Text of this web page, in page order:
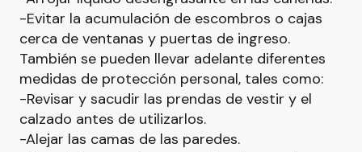
-Evitar la acumulación de escombros o cajas
cerca de ventanas y puertas de ingreso.
También se pueden llevar adelante diferentes
medidas de protección personal, tales como:
-Revisar y sacudir las prendas de vestir y el
calzado antes de utilizarlos.
-Alejar las camas de las paredes.